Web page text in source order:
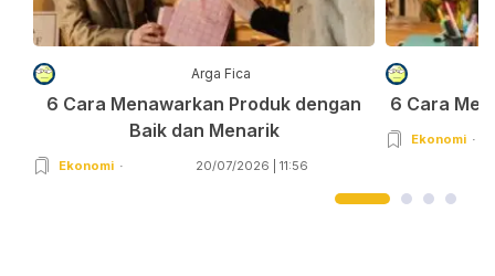
Arga Fica
6 Cara Menawarkan Produk dengan
Baik dan Menarik
Ekonomi 20/07/2026 | 11:56
6 Cara
Ekonomi